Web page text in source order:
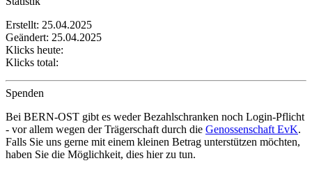
Erstellt: 25.04.2025
Geändert: 25.04.2025
Klicks heute:
Klicks total:
Spenden
Bei BERN-OST gibt es weder Bezahlschranken noch Login-Pflicht
- vor allem wegen der Trägerschaft durch die Genossenschaft EvK.
Falls Sie uns gerne mit einem kleinen Betrag unterstützen möchten,
haben Sie die Möglichkeit, dies hier zu tun.